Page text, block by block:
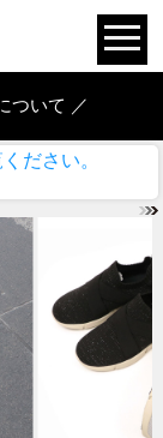
ついて ／
ださい。